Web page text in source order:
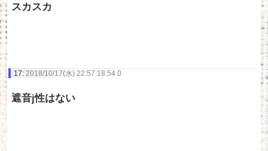
スカスカ
17: 2018/10/17(水) 22:57:18.54 0
遮音j性はない